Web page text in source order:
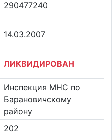
290477240
14.03.2007
ЛИКВИДИРОВАН
Инспекция МНС по
Барановичскому
району
202